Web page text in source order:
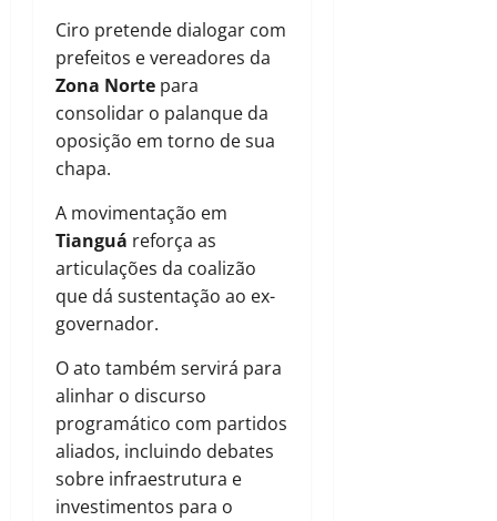
Ciro pretende dialogar com
prefeitos e vereadores da
Zona Norte para
consolidar o palanque da
oposição em torno de sua
chapa.
A movimentação em
Tianguá reforça as
articulações da coalizão
que dá sustentação ao ex-
governador.
O ato também servirá para
alinhar o discurso
programático com partidos
aliados, incluindo debates
sobre infraestrutura e
investimentos para o